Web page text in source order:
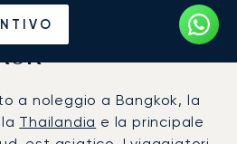
Jet Privato da
a noleggio a Bangkok, la
Thailandia e la principale